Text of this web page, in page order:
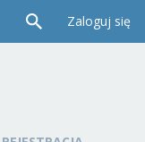
Zaloguj się